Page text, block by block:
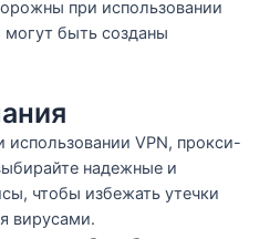
при использовании
могут быть созданы
использовании VPN, прокси-
надежные и
чтобы избежать утечки
вирусами.